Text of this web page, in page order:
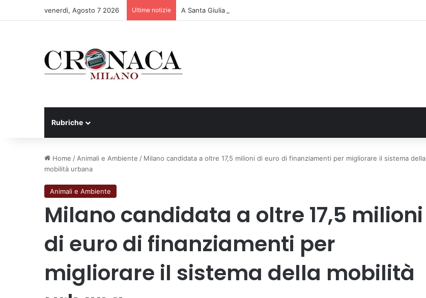
venerdì, Agosto 7 2026 Ultime notizie A Santa Giulia tre nuove vie dedicate a Guidi Cingolani, Zampori e Marchelli
Rubriche
Home / Animali e Ambiente / Milano candidata a oltre 17,5 milioni di euro di finanziamenti per migliorare il sistema della
mobilità urbana
Animali e Ambiente
Milano candidata a oltre 17,5 milioni
di euro di finanziamenti per
migliorare il sistema della mobilità